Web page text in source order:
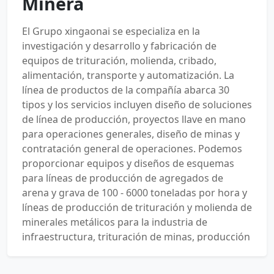
El Grupo xingaonai se especializa en la
investigación y desarrollo y fabricación de
equipos de trituración, molienda, cribado,
alimentación, transporte y automatización. La
línea de productos de la compañía abarca 30
tipos y los servicios incluyen diseño de soluciones
de línea de producción, proyectos llave en mano
para operaciones generales, diseño de minas y
contratación general de operaciones. Podemos
proporcionar equipos y diseños de esquemas
para líneas de producción de agregados de
arena y grava de 100 - 6000 toneladas por hora y
líneas de producción de trituración y molienda de
minerales metálicos para la industria de
infraestructura, trituración de minas, producción